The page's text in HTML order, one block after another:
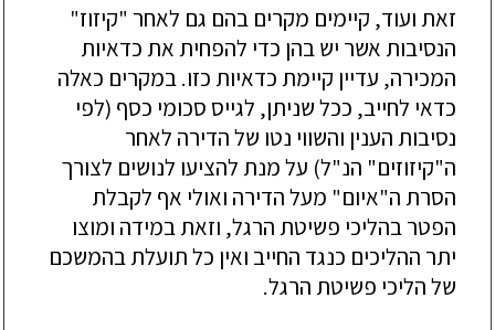
זאת ועוד, קיימים מקרים בהם גם לאחר "קיזוז"
הנסיבות אשר יש בהן כדי להפחית את כדאיות
המכירה, עדיין קיימת כדאיות כזו. במקרים כאלה
כדאי לחייב, ככל שניתן, לגייס סכומי כסף (לפי
נסיבות הענין והשווי נטו של הדירה לאחר
ה"קיזוזים" הנ"ל) על מנת להציעו לנושים לצורך
הסרת ה"איום" מעל הדירה ואולי אף לקבלת
הפטר בהליכי פשיטת הרגל, וזאת במידה ומוצו
יתר ההליכים כנגד החייב ואין כל תועלת בהמשכם
של הליכי פשיטת הרגל.